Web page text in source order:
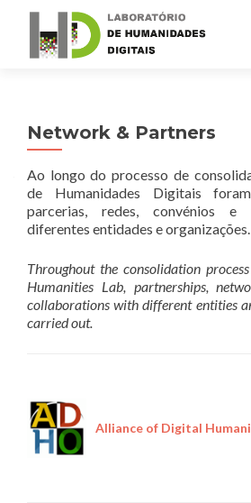
Network & Partners
Ao longo do processo de
de Humanidades Digitais
parcerias, redes, convénios e
diferentes entidades e organizações.
Throughout the consolidation
Humanities Lab, partnerships,
collaborations with different entities
carried out.
Alliance of Digital